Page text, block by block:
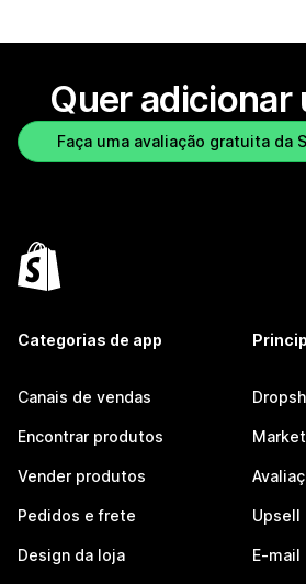
Quer adicionar
Faça uma avaliação gratuita da
Categorias de app
Canais de vendas
Encontrar produtos
Vender produtos
Pedidos e frete
Design da loja
Upsell
E-mail